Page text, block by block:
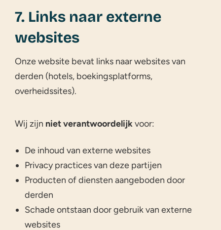
7. Links naar externe
websites
Onze website bevat links naar websites van
derden (hotels, boekingsplatforms,
overheidssites).
Wij zijn niet verantwoordelijkvoor:
De inhoud van externe websites
Privacy practices van deze partijen
Producten of diensten aangeboden door
derden
Schade ontstaan door gebruik van externe
websites